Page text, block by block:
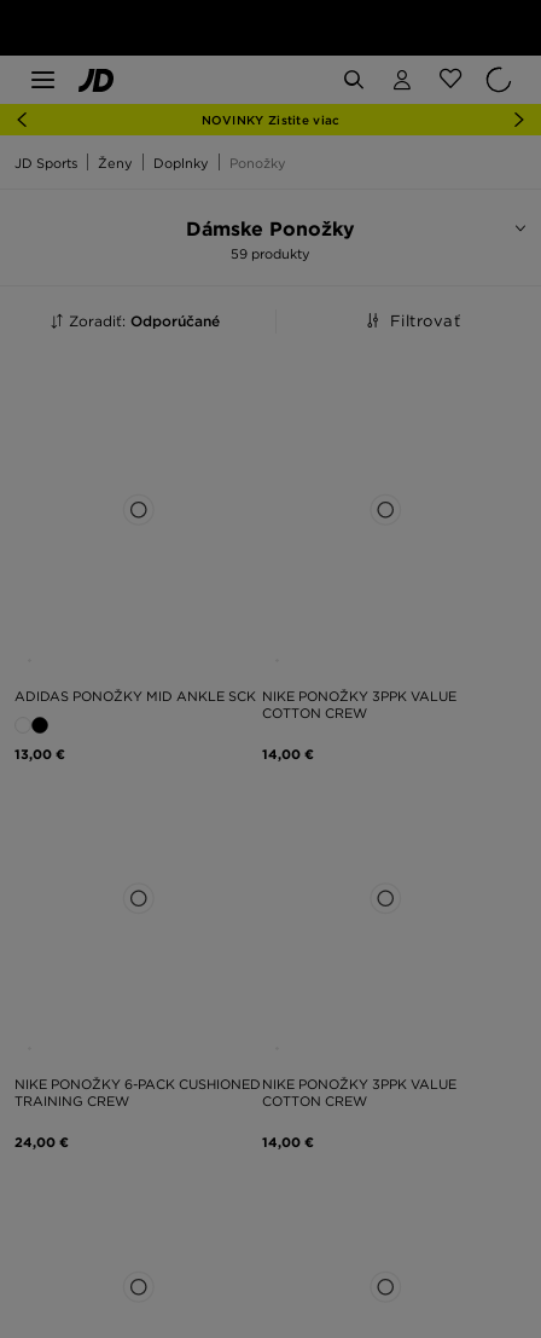
NOVINKY Zistite viac
JD Sports Ženy Doplnky Ponožky
Dámske Ponožky
59 produkty
Zoradiť: Odporúčané Filtrovať
ADIDAS PONOŽKY MID ANKLE SCK
13,00 €
NIKE PONOŽKY 3PPK VALUE
COTTON CREW
14,00 €
NIKE PONOŽKY 6-PACK CUSHIONED
TRAINING CREW
24,00 €
NIKE PONOŽKY 3PPK VALUE
COTTON CREW
14,00 €